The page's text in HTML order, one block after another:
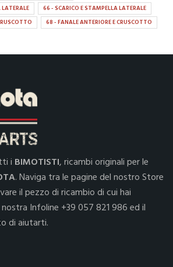
66 - SCARICO E STAMPELLA LATERALE
68 - FANALE ANTERIORE E CRUSCOTTO
i BIMOTISTI, ricambi originali per le
. Naviga tra le pagine del nostro Store
il pezzo di ricambio di cui hai
Infoline +39 057 821 986 ed il
di aiutarti.